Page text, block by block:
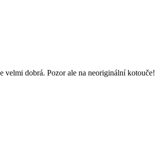
velmi dobrá. Pozor ale na neoriginální kotouče!